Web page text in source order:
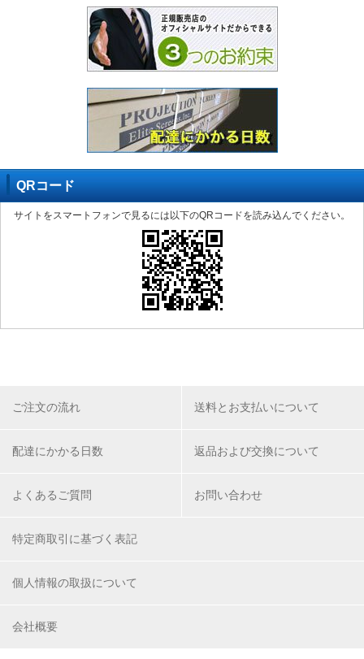
QRコード
サイトをスマートフォンで見るには以下のQRコードを読み込んでください。
ご注文の流れ 送料とお支払いについて
配達にかかる日数 返品および交換について
よくあるご質問 お問い合わせ
特定商取引に基づく表記
個人情報の取扱について
会社概要